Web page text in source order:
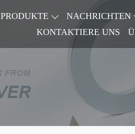
PRODUKTE NACHRICHTEN
KONTAKTIERE UNS